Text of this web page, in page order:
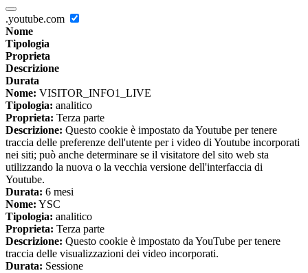
.youtube.com
Nome
Tipologia
Proprieta
Descrizione
Durata
Nome: VISITOR_INFO1_LIVE
Tipologia: analitico
Proprieta: Terza parte
Descrizione: Questo cookie è impostato da Youtube per tenere
traccia delle preferenze dell'utente per i video di Youtube incorporati
nei siti; può anche determinare se il visitatore del sito web sta
utilizzando la nuova o la vecchia versione dell'interfaccia di
Youtube.
Durata: 6 mesi
Nome: YSC
Tipologia: analitico
Proprieta: Terza parte
Descrizione: Questo cookie è impostato da YouTube per tenere
traccia delle visualizzazioni dei video incorporati.
Durata: Sessione